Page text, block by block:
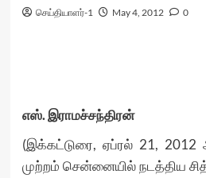
செய்தியாளர்-1 May 4, 2012 0
எஸ். இராமச்சந்திரன்
(இக்கட்டுரை, ஏப்ரல் 21, 2012
முற்றம் சென்னையில் நடத்திய